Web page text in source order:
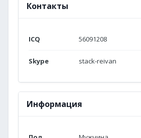
Контакты
ICQ 56091208
Skype stack-reivan
Информация